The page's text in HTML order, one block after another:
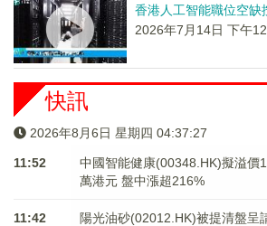
香港人工智能職位空缺
2026年7月14日 下午
快訊
2026年8月6日 星期四 04:37:28
11:52
中國智能健康(00348.HK)擬溢價
萬港元 ​​​​​​​盤中漲超216%
11:42 陽光油砂(02012.HK)被提清盤呈